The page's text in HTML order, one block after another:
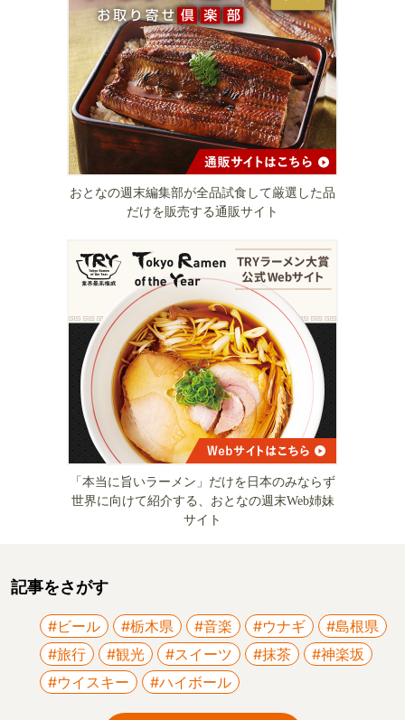
おとなの週末編集部が全品試食して厳選した品
だけを販売する通販サイト
「本当に旨いラーメン」だけを日本のみならず
世界に向けて紹介する、おとなの週末Web姉妹
サイト
記事をさがす
#ビール #栃木県 #音楽 #ウナギ
#島根県
#旅行
#観光 #スイーツ #抹茶
#神楽坂
#ウイスキー
#ハイボール